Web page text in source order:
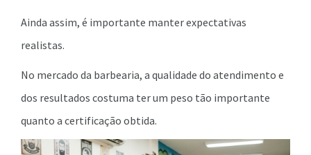
Ainda assim, é importante manter expectativas
realistas.
No mercado da barbearia, a qualidade do atendimento e
dos resultados costuma ter um peso tão importante
quanto a certificação obtida.